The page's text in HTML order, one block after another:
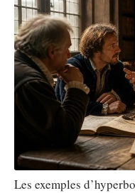
Les exemples